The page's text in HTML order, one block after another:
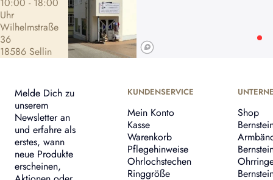
10:00 - 18:00
Uhr
Wilhelmstraße
36
18586 Sellin
Melde Dich zu
unserem
Newsletter an
und erfahre als
erstes, wann
neue Produkte
erscheinen,
KUNDENSERVICE
Mein Konto
Kasse
Warenkorb
Pflegehinweise
Ohrlochstechen
Ringgröße
Shop